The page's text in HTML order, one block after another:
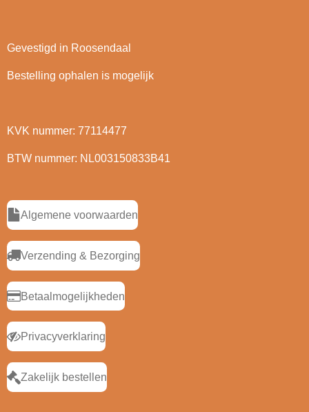
Gevestigd in Roosendaal
Bestelling ophalen is mogelijk
KVK nummer: 77114477
BTW nummer: NL003150833B41
Algemene voorwaarden
Verzending & Bezorging
Betaalmogelijkheden
Privacyverklaring
Zakelijk bestellen